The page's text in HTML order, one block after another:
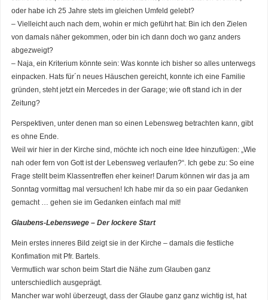
oder habe ich 25 Jahre stets im gleichen Umfeld gelebt?
– Vielleicht auch nach dem, wohin er mich geführt hat: Bin ich den Zielen
von damals näher gekommen, oder bin ich dann doch wo ganz anders
abgezweigt?
– Naja, ein Kriterium könnte sein: Was konnte ich bisher so alles unterwegs
einpacken. Hats für´n neues Häuschen gereicht, konnte ich eine Familie
gründen, steht jetzt ein Mercedes in der Garage; wie oft stand ich in der
Zeitung?
Perspektiven, unter denen man so einen Lebensweg betrachten kann, gibt
es ohne Ende.
Weil wir hier in der Kirche sind, möchte ich noch eine Idee hinzufügen: „Wie
nah oder fern von Gott ist der Lebensweg verlaufen?“. Ich gebe zu: So eine
Frage stellt beim Klassentreffen eher keiner! Darum können wir das ja am
Sonntag vormittag mal versuchen! Ich habe mir da so ein paar Gedanken
gemacht … gehen sie im Gedanken einfach mal mit!
Glaubens-Lebenswege – Der lockere Start
Mein erstes inneres Bild zeigt sie in der Kirche – damals die festliche
Konfimation mit Pfr. Bartels.
Vermutlich war schon beim Start die Nähe zum Glauben ganz
unterschiedlich ausgeprägt.
Mancher war wohl überzeugt, dass der Glaube ganz ganz wichtig ist, hat